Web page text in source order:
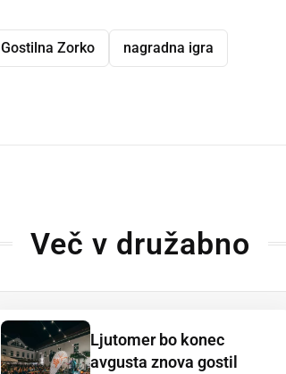
Gostilna Zorko nagradna igra
Več v družabno
Ljutomer bo konec
avgusta znova gostil